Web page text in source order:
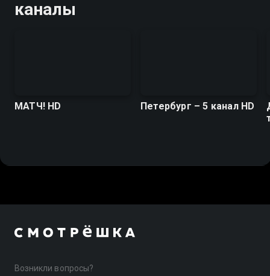
каналы
МАТЧ! HD Петербург – 5 канал HD
Возникли вопросы?